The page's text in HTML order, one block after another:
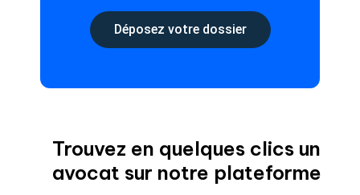
Déposez votre dossier
Trouvez en quelques clics un
avocat sur notre plateforme